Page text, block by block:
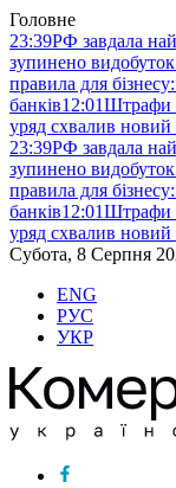
Головне
23:39РФ завдала
зупинено
правила для
банків12:01Штрафи
уряд схвалив новий
23:39РФ завдала
зупинено
правила для
банків12:01Штрафи
уряд схвалив новий
Субота, 8 Серпня
ENG
РУС
УКР